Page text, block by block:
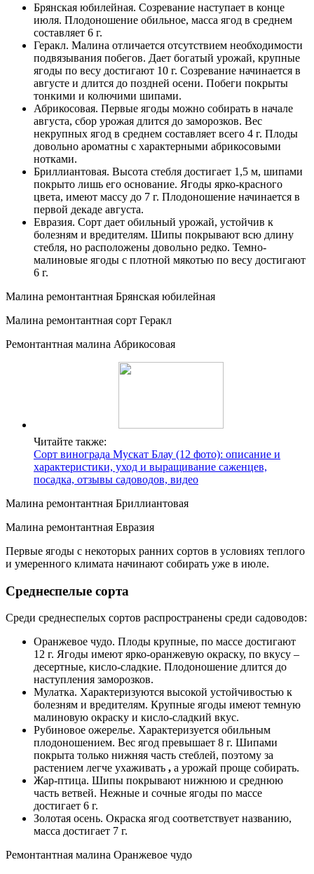
Брянская юбилейная. Созревание наступает в конце
июля. Плодоношение обильное, масса ягод в среднем
составляет 6 г.
Геракл. Малина отличается отсутствием необходимости
подвязывания побегов. Дает богатый урожай, крупные
ягоды по весу достигают 10 г. Созревание начинается в
августе и длится до поздней осени. Побеги покрыты
тонкими и колючими шипами.
Абрикосовая. Первые ягоды можно собирать в начале
августа, сбор урожая длится до заморозков. Вес
некрупных ягод в среднем составляет всего 4 г. Плоды
довольно ароматны с характерными абрикосовыми
нотками.
Бриллиантовая. Высота стебля достигает 1,5 м, шипами
покрыто лишь его основание. Ягоды ярко-красного
цвета, имеют массу до 7 г. Плодоношение начинается в
первой декаде августа.
Евразия. Сорт дает обильный урожай, устойчив к
болезням и вредителям. Шипы покрывают всю длину
стебля, но расположены довольно редко. Темно-
малиновые ягоды с плотной мякотью по весу достигают
6 г.
Малина ремонтантная Брянская юбилейная
Малина ремонтантная сорт Геракл
Ремонтантная малина Абрикосовая
Читайте также:
Сорт винограда Мускат Блау (12 фото): описание и
характеристики, уход и выращивание саженцев,
посадка, отзывы садоводов, видео
Малина ремонтантная Бриллиантовая
Малина ремонтантная Евразия
Первые ягоды с некоторых ранних сортов в условиях теплого
и умеренного климата начинают собирать уже в июле.
Среднеспелые сорта
Среди среднеспелых сортов распространены среди садоводов:
Оранжевое чудо. Плоды крупные, по массе достигают
12 г. Ягоды имеют ярко-оранжевую окраску, по вкусу –
десертные, кисло-сладкие. Плодоношение длится до
наступления заморозков.
Мулатка. Характеризуются высокой устойчивостью к
болезням и вредителям. Крупные ягоды имеют темную
малиновую окраску и кисло-сладкий вкус.
Рубиновое ожерелье. Характеризуется обильным
плодоношением. Вес ягод превышает 8 г. Шипами
покрыта только нижняя часть стеблей, поэтому за
растением легче ухаживать , а урожай проще собирать.
Жар-птица. Шипы покрывают нижнюю и среднюю
часть ветвей. Нежные и сочные ягоды по массе
достигает 6 г.
Золотая осень. Окраска ягод соответствует названию,
масса достигает 7 г.
Ремонтантная малина Оранжевое чудо